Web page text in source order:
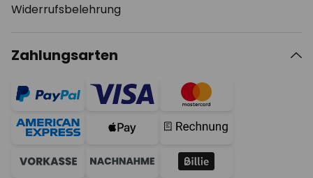
Widerrufsbelehrung
Zahlungsarten